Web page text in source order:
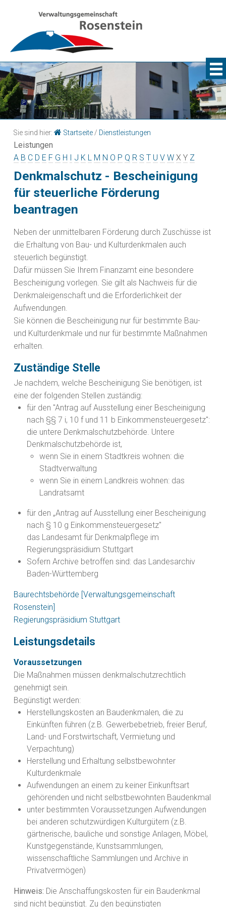
Sie sind hier: Startseite / Dienstleistungen
Leistungen
A B C D E F G H I J K L M N O P Q R S T U V W X Y Z
Denkmalschutz - Bescheinigung
für steuerliche Förderung
beantragen
Neben der unmittelbaren Förderung durch Zuschüsse ist
die Erhaltung von Bau- und Kulturdenkmalen auch
steuerlich begünstigt.
Dafür müssen Sie Ihrem Finanzamt eine besondere
Bescheinigung vorlegen. Sie gilt als Nachweis für die
Denkmaleigenschaft und die Erforderlichkeit der
Aufwendungen.
Sie können die Bescheinigung nur für bestimmte Bau-
und Kulturdenkmale und nur für bestimmte Maßnahmen
erhalten.
Zuständige Stelle
Je nachdem, welche Bescheinigung Sie benötigen, ist
eine der folgenden Stellen zuständig:
für den "Antrag auf Ausstellung einer Bescheinigung
nach §§ 7 i, 10 f und 11 b Einkommensteuergesetz":
die untere Denkmalschutzbehörde. Untere
Denkmalschutzbehörde ist,
wenn Sie in einem Stadtkreis wohnen: die
Stadtverwaltung
wenn Sie in einem Landkreis wohnen: das
Landratsamt
für den „Antrag auf Ausstellung einer Bescheinigung
nach § 10 g Einkommensteuergesetz"
das Landesamt für Denkmalpflege im
Regierungspräsidium Stuttgart
Sofern Archive betroffen sind: das Landesarchiv
Baden-Württemberg
Baurechtsbehörde [Verwaltungsgemeinschaft
Rosenstein]
Regierungspräsidium Stuttgart
Leistungsdetails
Voraussetzungen
Die Maßnahmen müssen denkmalschutzrechtlich
genehmigt sein.
Begünstigt werden:
Herstellungskosten an Baudenkmalen, die zu
Einkünften führen (z.B. Gewerbebetrieb, freier Beruf,
Land- und Forstwirtschaft, Vermietung und
Verpachtung)
Herstellung und Erhaltung selbstbewohnter
Kulturdenkmale
Aufwendungen an einem zu keiner Einkunftsart
gehörenden und nicht selbstbewohnten Baudenkmal
unter bestimmten Voraussetzungen Aufwendungen
bei anderen schutzwürdigen Kulturgütern (z.B.
gärtnerische, bauliche und sonstige Anlagen, Möbel,
Kunstgegenstände, Kunstsammlungen,
wissenschaftliche Sammlungen und Archive in
Privatvermögen)
Hinweis: Die Anschaffungskosten für ein Baudenkmal
sind nicht begünstigt. Zu den begünstigten